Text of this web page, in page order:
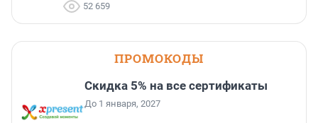
52 659
ПРОМОКОДЫ
Скидка 5% на все сертификаты
До 1 января, 2027